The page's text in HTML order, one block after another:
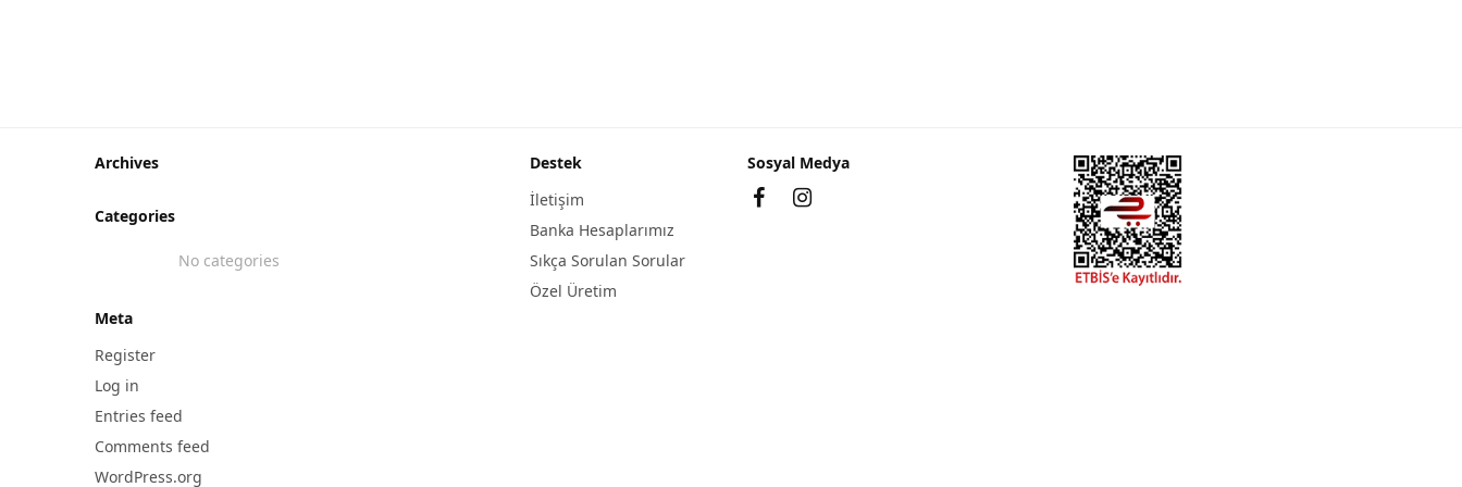
Archives
Categories
No categories
Meta
Register
Log in
Entries feed
Comments feed
WordPress.org
Destek
İletişim
Banka Hesaplarımız
Sıkça Sorulan Sorular
Özel Üretim
Sosyal Medya